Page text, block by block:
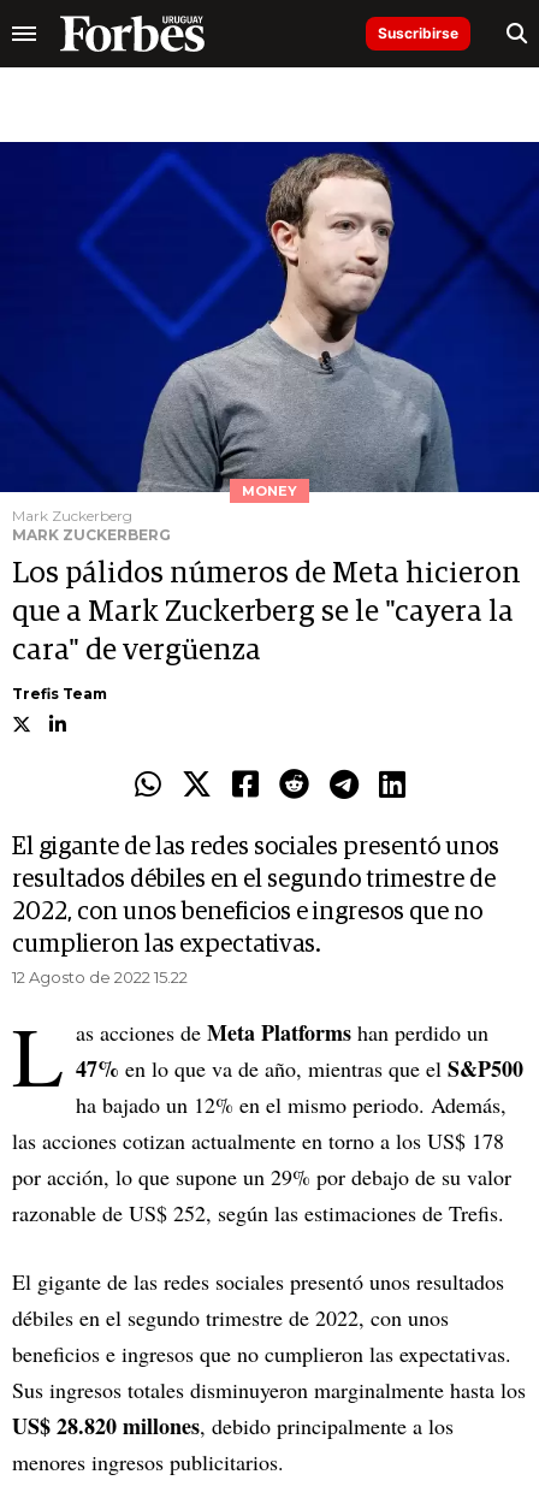
Suscribirse
MONEY
Mark Zuckerberg
MARK ZUCKERBERG
Los pálidos números de Meta hicieron
que a Mark Zuckerberg se le "cayera la
cara" de vergüenza
Trefis Team
El gigante de las redes sociales presentó unos
resultados débiles en el segundo trimestre de
2022, con unos beneficios e ingresos que no
cumplieron las expectativas.
12 Agosto de 2022 15.22
L as acciones de Meta Platforms han perdido un
47% en lo que va de año, mientras que el S&P500
ha bajado un 12% en el mismo periodo. Además,
las acciones cotizan actualmente en torno a los US$ 178
por acción, lo que supone un 29% por debajo de su valor
razonable de US$ 252, según las estimaciones de Trefis.
El gigante de las redes sociales presentó unos resultados
débiles en el segundo trimestre de 2022, con unos
beneficios e ingresos que no cumplieron las expectativas.
Sus ingresos totales disminuyeron marginalmente hasta los
US$ 28.820 millones, debido principalmente a los
menores ingresos publicitarios.